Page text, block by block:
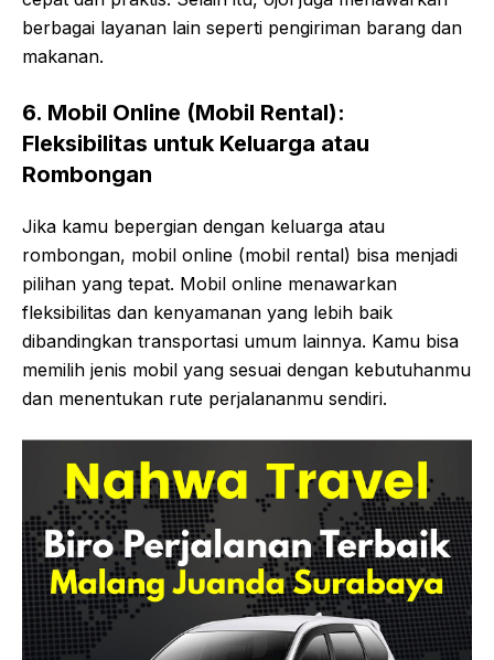
berbagai layanan lain seperti pengiriman barang dan
makanan.
6. Mobil Online (Mobil Rental):
Fleksibilitas untuk Keluarga atau
Rombongan
Jika kamu bepergian dengan keluarga atau
rombongan, mobil online (mobil rental) bisa menjadi
pilihan yang tepat. Mobil online menawarkan
fleksibilitas dan kenyamanan yang lebih baik
dibandingkan transportasi umum lainnya. Kamu bisa
memilih jenis mobil yang sesuai dengan kebutuhanmu
dan menentukan rute perjalananmu sendiri.